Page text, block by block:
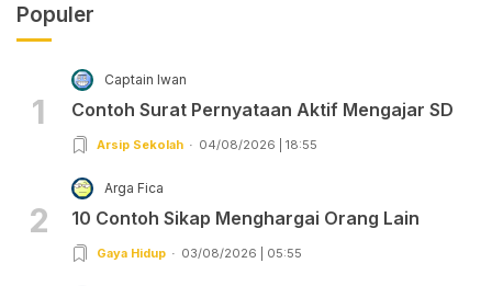
Populer
1
Captain Iwan
Contoh Surat Pernyataan Aktif Mengajar SD
Arsip Sekolah 04/08/2026 | 18:55
2
Arga Fica
10 Contoh Sikap Menghargai Orang Lain
Gaya Hidup 03/08/2026 | 05:55